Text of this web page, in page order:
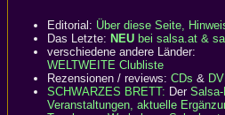
Editorial: Über diese Seite,
Das Letzte: NEU bei salsa.at &
verschiedene andere Länder:
WELTWEITE Clubliste
Rezensionen / reviews: CDs &
SCHWARZES BRETT: Der
Veranstaltungen, aktuelle